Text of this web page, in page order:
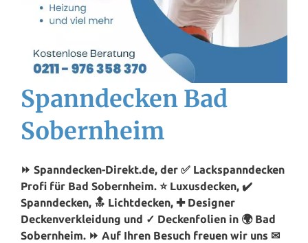
Spanndecken Bad
Sobernheim
⏩ Spanndecken-Direkt.de, der ✅ Lackspanndecken
Profi für Bad Sobernheim. ⭐ Luxusdecken, ✔️
Spanndecken, 🔝 Lichtdecken, ✚ Designer
Deckenverkleidung und ✓ Deckenfolien in 🌍 Bad
Sobernheim. ⏩ Auf Ihren Besuch freuen wir uns ✉